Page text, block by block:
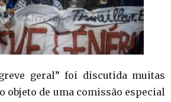
geral” foi discutida muitas
objeto de uma comissão especial